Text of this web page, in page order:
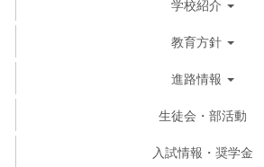
学校紹介
教育方針
進路情報
生徒会・部活動
入試情報・奨学金